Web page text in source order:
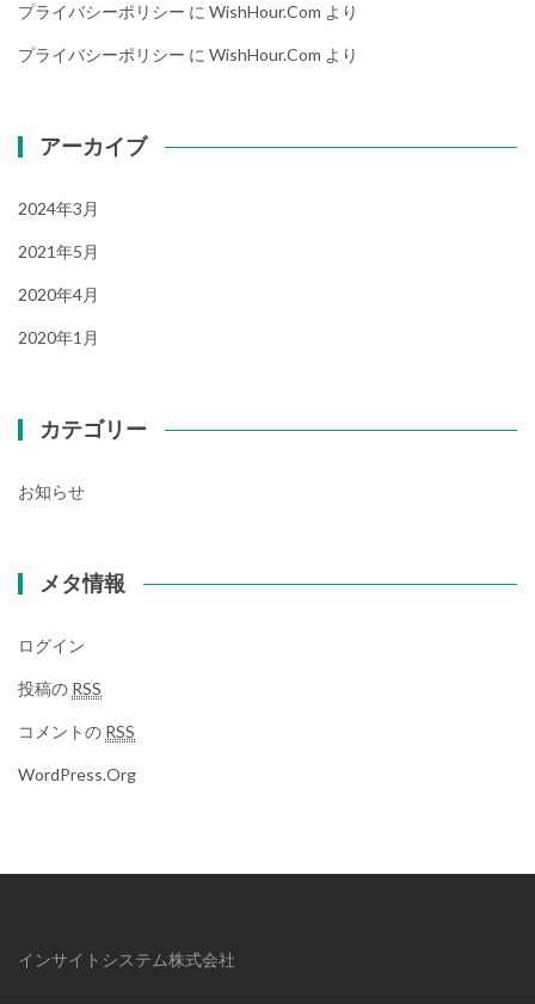
プライバシーポリシー に WishHour.Com より
プライバシーポリシー に WishHour.Com より
アーカイブ
2024年3月
2021年5月
2020年4月
2020年1月
カテゴリー
お知らせ
メタ情報
ログイン
投稿の RSS
コメントの RSS
WordPress.org
インサイトシステム株式会社